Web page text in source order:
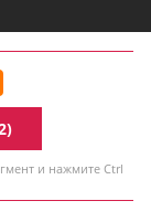
и нажмите Ctrl